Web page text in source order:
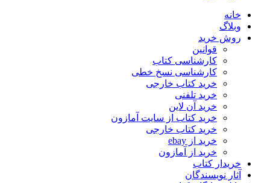
خانه
وبلاگ
روش خرید
قوانین
کارشناسی کتاب
کارشناسی نسخ خطی
خرید کتاب خارجی
خرید تلفنی
خرید آن لاین
خرید کتاب از سایت آمازون
خرید کتاب خارجی
خرید از ebay
خرید از آمازون
خریدار کتاب
آثار نویسندگان